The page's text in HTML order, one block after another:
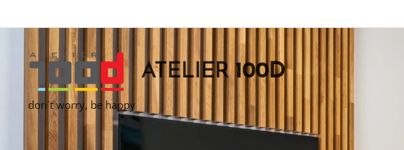
ATELIER100D
don´t worry, be happy